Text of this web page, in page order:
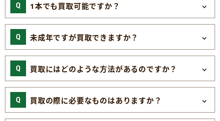
1本でも買取可能ですか？
未成年ですが買取できますか？
買取にはどのような方法があるのですか？
買取の際に必要なものはありますか？